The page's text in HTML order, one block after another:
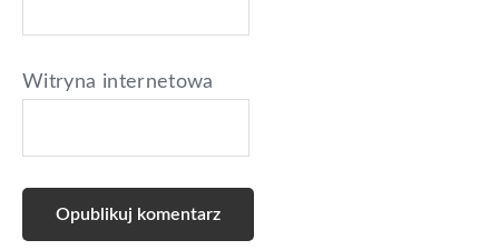
Witryna internetowa